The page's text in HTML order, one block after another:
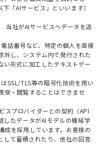
「AIサービス」といいます）
当社がAIサービスへデータを送
話番号など、特定の個人を直接
外し、システム内で発行された
い形式に加工したテキストデー
SSL/TLS等の暗号化技術を用い
受・閲覧することはできませ
スプロバイダーとの契約（API
したデータがAIモデルの機械学
成を採用しています。お客様の
して蓄積されたり、他社の回答